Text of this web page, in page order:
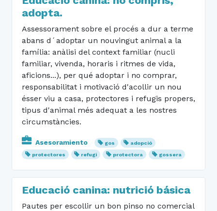
adopta.
Assessorament sobre el procés a dur a terme
abans d´adoptar un nouvingut animal a la
família: anàlisi del context familiar (nucli
familiar, vivenda, horaris i ritmes de vida,
aficions...), per qué adoptar i no comprar,
responsabilitat i motivació d'acollir un nou
ésser viu a casa, protectores i refugis propers,
tipus d'animal més adequat a les nostres
circumstàncies.
Asesoramiento gos
adopció
protectores
refugi protectora gossera
Educació canina: nutrició básica
Pautes per escollir un bon pinso no comercial